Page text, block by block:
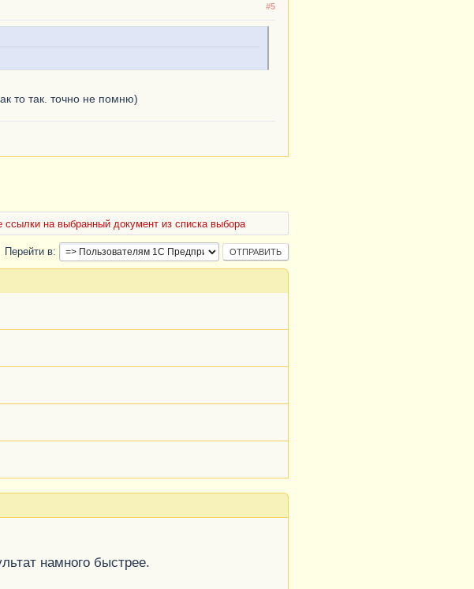
#5
то так. точно не помню)
ссылки на выбранный документ из списка выбора
Перейти в
намного быстрее.